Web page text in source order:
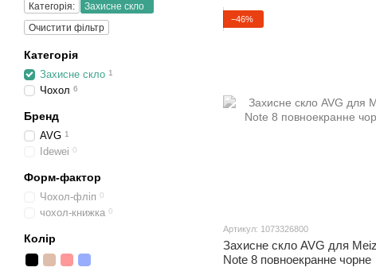
−46%
Артикул: 1073326800
Захисне скло AVG для
Note 8 повноекранне чорне
Категорія:
Захисне скло
Очистити фільтр
Категорія
Захисне скло 1
Чохол 6
Бренд
AVG 1
Idewei 0
Форм-фактор
Чохол-фліп 0
чохол-книжка 0
Колір